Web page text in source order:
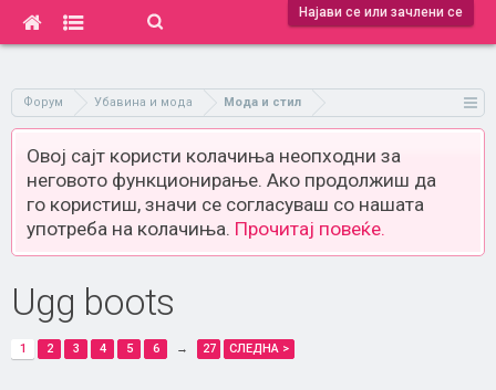
Најави се или зачлени се
Форум Убавина и мода Мода и стил
Овој сајт користи колачиња неопходни за
неговото функционирање. Ако продолжиш да
го користиш, значи се согласуваш со нашата
употреба на колачиња. Прочитај повеќе.
Ugg boots
1 2 3 4 5 6 → 27 СЛЕДНА >